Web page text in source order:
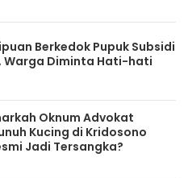
Berkedok Pupuk Subsidi
Warga Diminta Hati-hati
Oknum Advokat
Kucing di Kridosono
Jadi Tersangka?